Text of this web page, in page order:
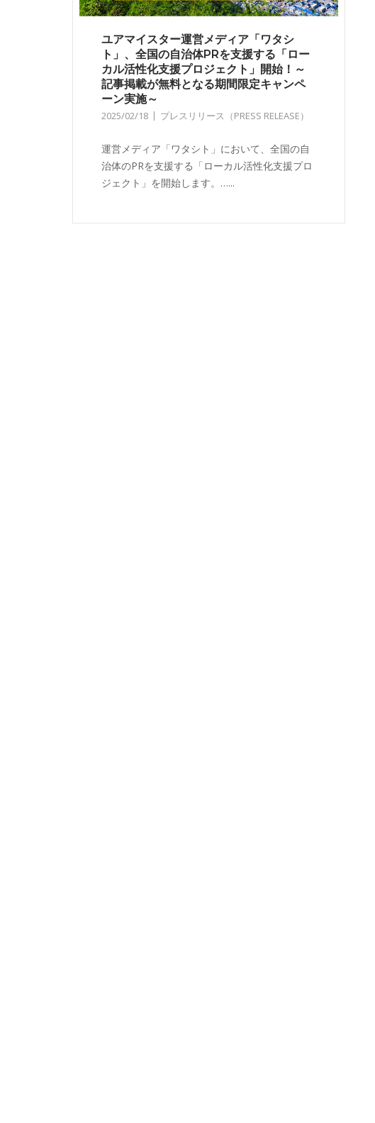
ユアマイスター運営メディア「ワタシ
ト」、全国の自治体PRを支援する「ロー
カル活性化支援プロジェクト」開始！～
記事掲載が無料となる期間限定キャンペ
ーン実施～
2025/02/18 プレスリリース（PRESS RELEASE）
運営メディア「ワタシト」において、全国の自
治体のPRを支援する「ローカル活性化支援プロ
ジェクト」を開始します。…...